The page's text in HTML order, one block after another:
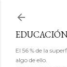
El 56 % de la
algo de ello.